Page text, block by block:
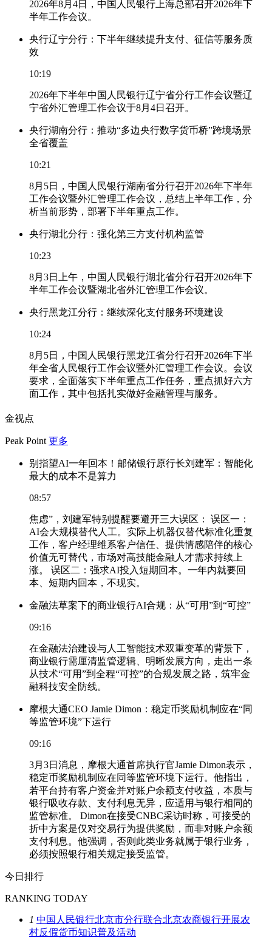
2026年8月4日，中国人民银行上海总部召开2026年下
半年工作会议。
央行辽宁分行：下半年继续提升支付、征信等服务质
效
10:19
2026年下半年中国人民银行辽宁省分行工作会议暨辽
宁省外汇管理工作会议于8月4日召开。
央行湖南分行：推动“多边央行数字货币桥”跨境场景
全省覆盖
10:21
8月5日，中国人民银行湖南省分行召开2026年下半年
工作会议暨外汇管理工作会议，总结上半年工作，分
析当前形势，部署下半年重点工作。
央行湖北分行：强化第三方支付机构监管
10:23
8月3日上午，中国人民银行湖北省分行召开2026年下
半年工作会议暨湖北省外汇管理工作会议。
央行黑龙江分行：继续深化支付服务环境建设
10:24
8月5日，中国人民银行黑龙江省分行召开2026年下半
年全省人民银行工作会议暨外汇管理工作会议。会议
要求，全面落实下半年重点工作任务，重点抓好六方
面工作，其中包括扎实做好金融管理与服务。
金视点
Peak Point 更多
别指望AI一年回本！邮储银行原行长刘建军：智能化
最大的成本不是算力
08:57
焦虑”，刘建军特别提醒要避开三大误区： 误区一：
AI会大规模替代人工。实际上机器仅替代标准化重复
工作，客户经理维系客户信任、提供情感陪伴的核心
价值无可替代，市场对高技能金融人才需求持续上
涨。 误区二：强求AI投入短期回本。一年内就要回
本、短期内回本，不现实。
金融法草案下的商业银行AI合规：从“可用”到“可控”
09:16
在金融法治建设与人工智能技术双重变革的背景下，
商业银行需厘清监管逻辑、明晰发展方向，走出一条
从技术“可用”到全程“可控”的合规发展之路，筑牢金
融科技安全防线。
摩根大通CEO Jamie Dimon：稳定币奖励机制应在“同
等监管环境”下运行
09:16
3月3日消息，摩根大通首席执行官Jamie Dimon表示，
稳定币奖励机制应在同等监管环境下运行。他指出，
若平台持有客户资金并对账户余额支付收益，本质与
银行吸收存款、支付利息无异，应适用与银行相同的
监管标准。 Dimon在接受CNBC采访时称，可接受的
折中方案是仅对交易行为提供奖励，而非对账户余额
支付利息。他强调，否则此类业务就属于银行业务，
必须按照银行相关规定接受监管。
今日排行
RANKING TODAY
1 中国人民银行北京市分行联合北京农商银行开展农
村反假货币知识普及活动